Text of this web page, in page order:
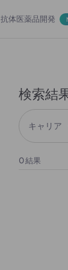
抗体医薬品開発
検索結
キャリア
0結果